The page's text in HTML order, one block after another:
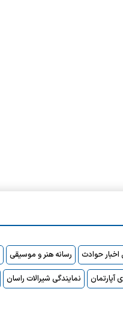
حوادث رسانه هنر و موسیقی
آپارتمان نمایندگی شیرالات راسان